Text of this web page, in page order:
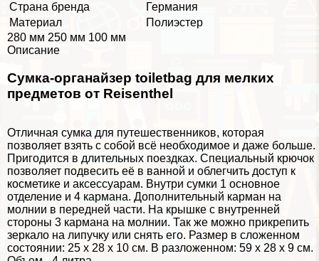
Страна бренда
Германия
Материал
Полиэстер
280 мм 250 мм 100 мм
Описание
Сумка-органайзер toiletbag для мелких
предметов от Reisenthel
Отличная сумка для путешественников, которая
позволяет взять с собой всё необходимое и даже больше.
Пригодится в длительных поездках. Специальный крючок
позволяет подвесить её в ванной и облегчить доступ к
косметике и аксессуарам. Внутри сумки 1 основное
отделение и 4 кармана. Дополнительный карман на
молнии в передней части. На крышке с внутренней
стороны 3 кармана на молнии. Так же можно прикрепить
зеркало на липучку или снять его. Размер в сложенном
состоянии: 25 х 28 х 10 см. В разложенном: 59 х 28 х 9 см.